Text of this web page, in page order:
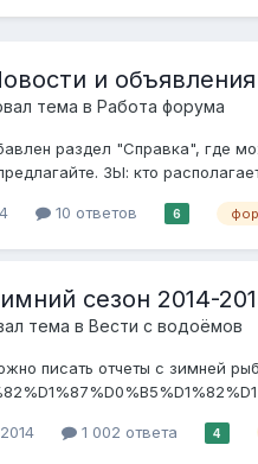
и
тема в Работа форума
раздел "Справка", где
ЗЫ: кто
10 ответов 6
сезон 2014-
тема в Вести с водоёмов
писать отчеты с зимней
1 002 ответа 4